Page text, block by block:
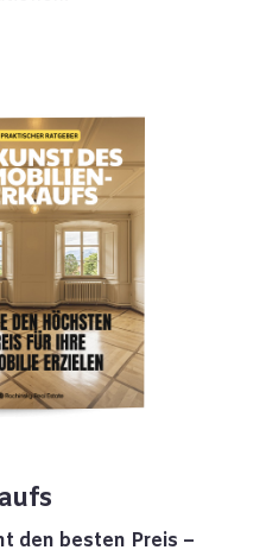
den besten Preis –